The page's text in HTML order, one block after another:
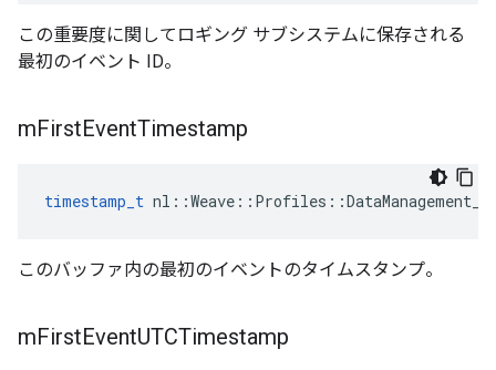
この重要度に関してロギング サブシステムに保存される
最初のイベント ID。
mFirstEventTimestamp
timestamp_t
このバッファ内の最初のイベントのタイムスタンプ。
mFirstEventUTCTimestamp